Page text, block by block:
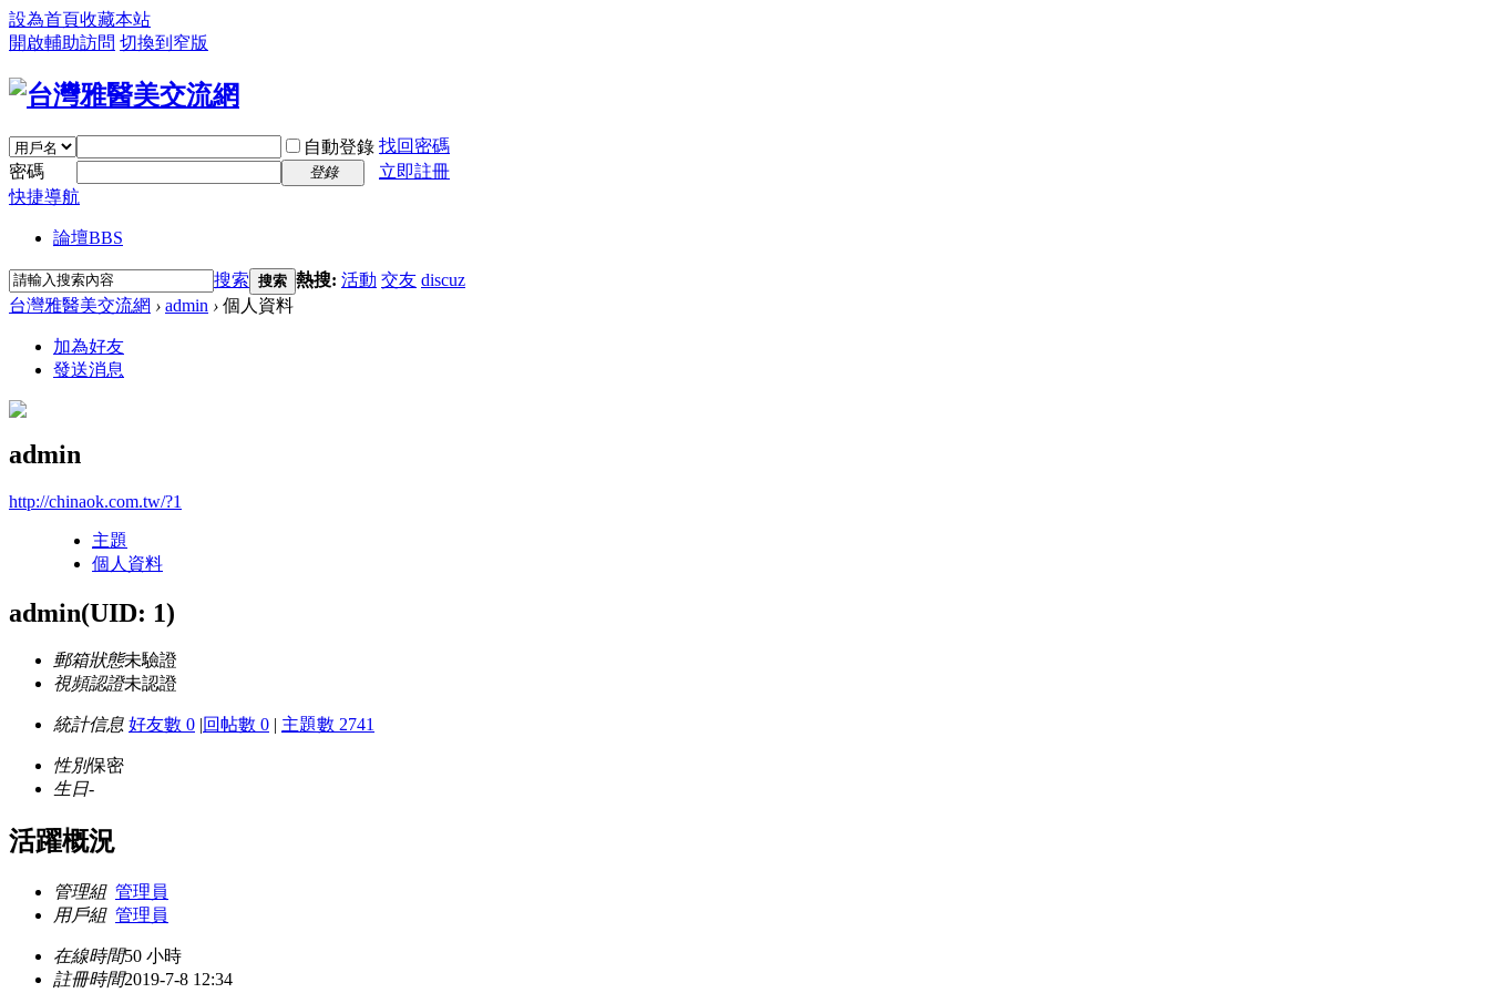
設為首頁收藏本站
開啟輔助訪問 切換到窄版
自動登錄 找回密碼
密碼
登錄
立即註冊
快捷導航
論壇BBS
搜索 搜索 熱搜: 活動 交友 discuz
台灣雅醫美交流網 › admin › 個人資料
加為好友
發送消息
admin
http://chinaok.com.tw/?1
主題
個人資料
admin(UID: 1)
郵箱狀態未驗證
視頻認證未認證
統計信息 好友數 0 |回帖數 0 | 主題數 2741
性別保密
生日-
活躍概況
管理組 管理員
用戶組 管理員
在線時間50 小時
註冊時間2019-7-8 12:34